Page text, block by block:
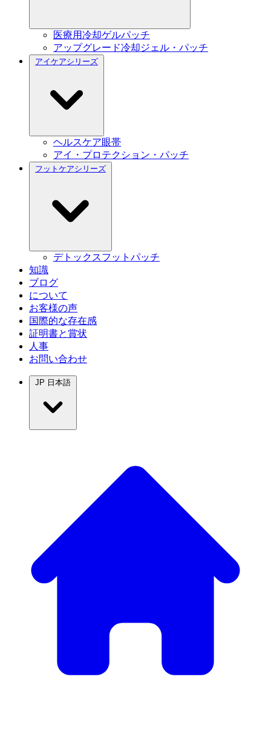
医療用冷却ゲルパッチ
アップグレード冷却ジェル・パッチ
アイケアシリーズ
ヘルスケア眼帯
アイ・プロテクション・パッチ
フットケアシリーズ
デトックスフットパッチ
知識
ブログ
について
お客様の声
国際的な存在感
証明書と賞状
人事
お問い合わせ
JP 日本語